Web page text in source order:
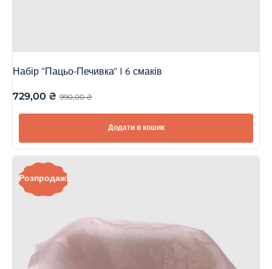
Набір “Пацьо-Печивка” | 6 смаків
990,00₴
729,00 ₴
Додати в кошик
Розпродаж!